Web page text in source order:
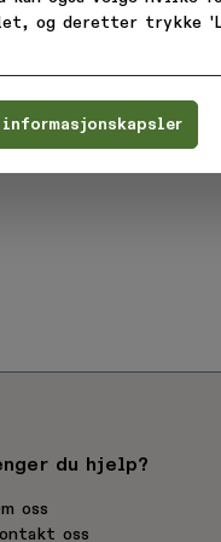
du hjelp?
oss
oss
og deretter trykke